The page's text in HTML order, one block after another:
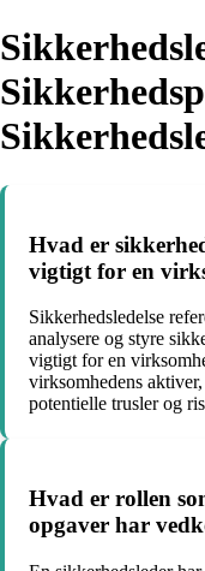
Hvad er
vigtigt for en
Sikkerhedsledelse
analysere og styre
vigtigt for en
virksomhedens
potentielle trusler og
Hvad er rollen
opgaver har